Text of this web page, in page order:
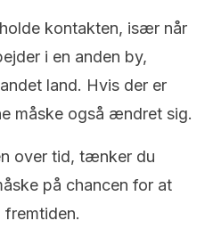
kontakten, især når
i en anden by,
land. Hvis der er
måske også ændret sig.
over tid, tænker du
på chancen for at